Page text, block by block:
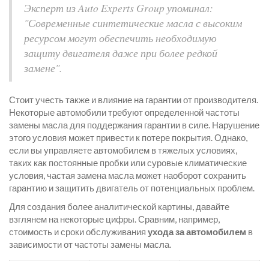
Эксперт из Auto Experts Group упоминал:
"Современные синтетические масла с высоким
ресурсом могут обеспечить необходимую
защиту двигателя даже при более редкой
замене".
Стоит учесть также и влияние на гарантии от производителя.
Некоторые автомобили требуют определенной частоты
замены масла для поддержания гарантии в силе. Нарушение
этого условия может привести к потере покрытия. Однако,
если вы управляете автомобилем в тяжелых условиях,
таких как постоянные пробки или суровые климатические
условия, частая замена масла может наоборот сохранить
гарантию и защитить двигатель от потенциальных проблем.
Для создания более аналитической картины, давайте
взглянем на некоторые цифры. Сравним, например,
стоимость и сроки обслуживания ухода за автомобилем в
зависимости от частоты замены масла.